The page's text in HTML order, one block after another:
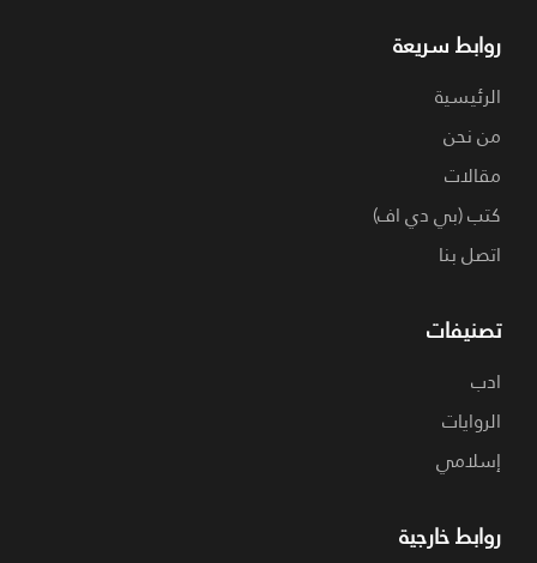
روابط سريعة
الرئيسية
من نحن
مقالات
كتب (بي دي اف)
اتصل بنا
تصنيفات
ادب
الروايات
إسلامي
روابط خارجية